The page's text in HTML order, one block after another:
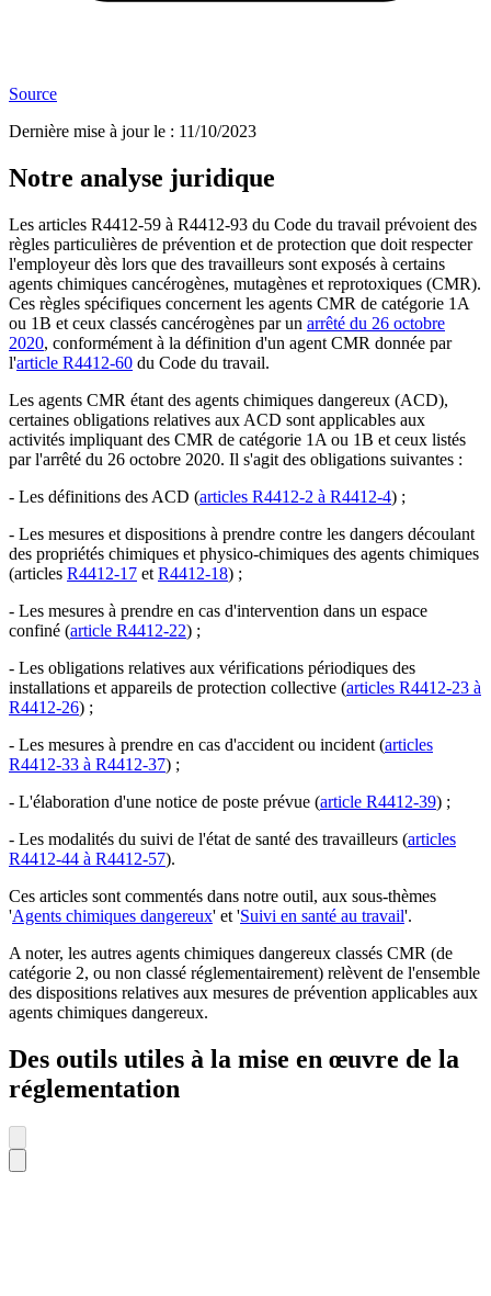
Source
Dernière mise à jour le : 11/10/2023
Notre analyse juridique
Les articles R4412-59 à R4412-93 du Code du travail prévoient des
règles particulières de prévention et de protection que doit respecter
l'employeur dès lors que des travailleurs sont exposés à certains
agents chimiques cancérogènes, mutagènes et reprotoxiques (CMR).
Ces règles spécifiques concernent les agents CMR de catégorie 1A
ou 1B et ceux classés cancérogènes par un arrêté du 26 octobre
2020, conformément à la définition d'un agent CMR donnée par
l'article R4412-60 du Code du travail.
Les agents CMR étant des agents chimiques dangereux (ACD),
certaines obligations relatives aux ACD sont applicables aux
activités impliquant des CMR de catégorie 1A ou 1B et ceux listés
par l'arrêté du 26 octobre 2020. Il s'agit des obligations suivantes :
- Les définitions des ACD (articles R4412-2 à R4412-4) ;
- Les mesures et dispositions à prendre contre les dangers découlant
des propriétés chimiques et physico-chimiques des agents chimiques
(articles R4412-17 et R4412-18) ;
- Les mesures à prendre en cas d'intervention dans un espace
confiné (article R4412-22) ;
- Les obligations relatives aux vérifications périodiques des
installations et appareils de protection collective (articles R4412-23 à
R4412-26) ;
- Les mesures à prendre en cas d'accident ou incident (articles
R4412-33 à R4412-37) ;
- L'élaboration d'une notice de poste prévue (article R4412-39) ;
- Les modalités du suivi de l'état de santé des travailleurs (articles
R4412-44 à R4412-57).
Ces articles sont commentés dans notre outil, aux sous-thèmes
'Agents chimiques dangereux' et 'Suivi en santé au travail'.
A noter, les autres agents chimiques dangereux classés CMR (de
catégorie 2, ou non classé réglementairement) relèvent de l'ensemble
des dispositions relatives aux mesures de prévention applicables aux
agents chimiques dangereux.
Des outils utiles à la mise en œuvre de la
réglementation